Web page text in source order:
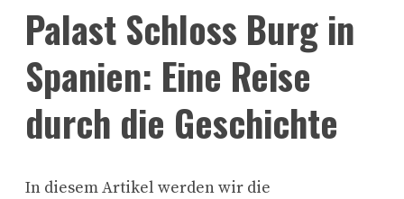
Palast Schloss Burg in
Spanien: Eine Reise
durch die Geschichte
In diesem Artikel werden wir die